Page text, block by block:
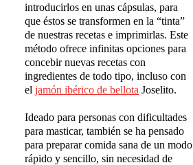
introducirlos en unas cápsulas, para
que éstos se transformen en la “tinta”
de nuestras recetas e imprimirlas. Este
método ofrece infinitas opciones para
concebir nuevas recetas con
ingredientes de todo tipo, incluso con
eljamón ibérico de bellota Joselito.
Ideado para personas con dificultades
para masticar, también se ha pensado
para preparar comida sana de un modo
rápido y sencillo, sin necesidad de